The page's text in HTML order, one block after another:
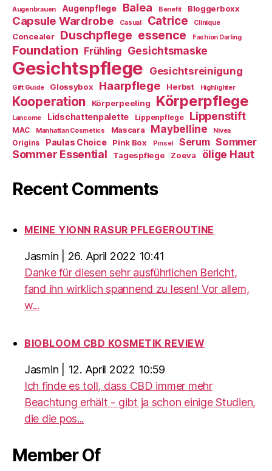
Augenbrauen Augenpflege Balea Benefit Bloggerboxx
Capsule Wardrobe Casual Catrice Clinique
Concealer Duschpflege essence Fashion Darling
Foundation Frühling Gesichtsmaske
Gesichtspflege Gesichtsreinigung
Gift Guide Glossybox Haarpflege Herbst Highlighter
Kooperation Körperpeeling Körperpflege
Lancome Lidschattenpalette Lippenpflege Lippenstift
MAC Manhattan Cosmetics Mascara Maybelline Nivea
Origins Paulas Choice Pink Box Pinsel Serum Sommer
Sommer Essential Tagespflege Zoeva ölige Haut
Recent Comments
MEINE YIONN RASUR PFLEGEROUTINE
Jasmin
26. April 2022 10:41
Danke für diesen sehr ausführlichen Bericht,
fand ihn wirklich spannend zu lesen! Vor allem,
w...
BIOBLOOM CBD KOSMETIK REVIEW
Jasmin
12. April 2022 10:59
Ich finde es toll, dass CBD immer mehr
Beachtung erhält - gibt ja schon einige Studien,
die die pos...
Member Of